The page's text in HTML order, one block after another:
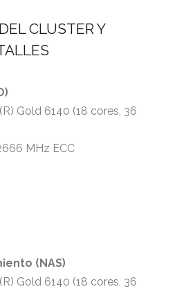
CLUSTER Y
Gold 6140 (18 cores, 36
MHz ECC
(NAS)
Gold 6140 (18 cores, 36